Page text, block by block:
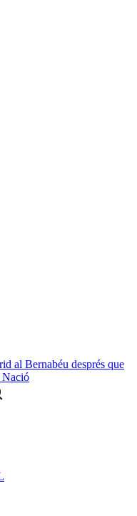
al Bernabéu després que
Nació